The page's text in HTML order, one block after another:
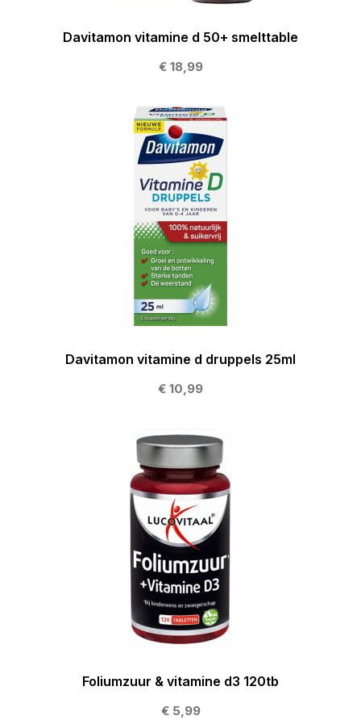
Davitamon vitamine d 50+ smelttable
€ 18,99
Davitamon vitamine d druppels 25ml
€ 10,99
Foliumzuur & vitamine d3 120tb
€ 5,99